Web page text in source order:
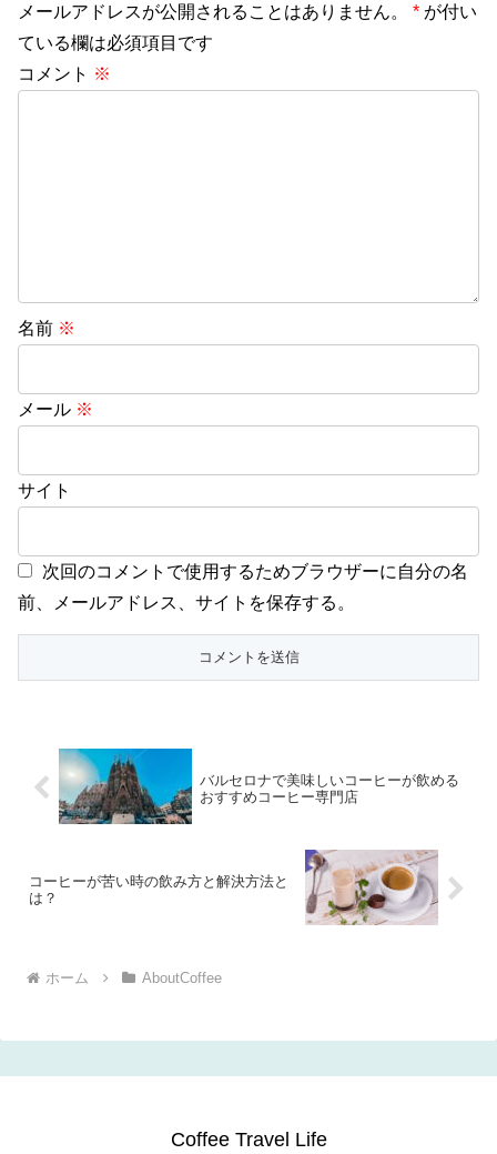
メールアドレスが公開されることはありません。 * が付い
ている欄は必須項目です
コメント ※
名前 ※
メール ※
サイト
次回のコメントで使用するためブラウザーに自分の名
前、メールアドレス、サイトを保存する。
バルセロナで美味しいコーヒーが飲める
おすすめコーヒー専門店
コーヒーが苦い時の飲み方と解決方法と
は？
ホーム AboutCoffee
Coffee Travel Life